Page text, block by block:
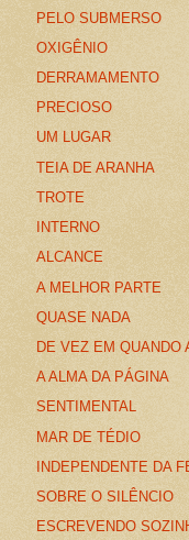
PELO SUBMERSO
OXIGÊNIO
DERRAMAMENTO
PRECIOSO
UM LUGAR
TEIA DE ARANHA
TROTE
INTERNO
ALCANCE
A MELHOR PARTE
QUASE NADA
DE VEZ EM QUANDO
A ALMA DA PÁGINA
SENTIMENTAL
MAR DE TÉDIO
INDEPENDENTE DA
SOBRE O SILÊNCIO
ESCREVENDO